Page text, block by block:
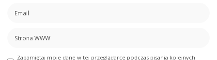
Zapamiętaj moje dane w tej przeglądarce podczas pisania kolejnych